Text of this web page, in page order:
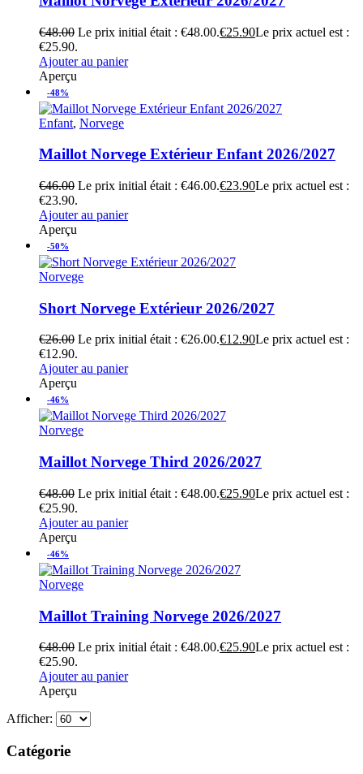
€48.00 Le prix initial était : €48.00.€25.90Le prix actuel est :
€25.90.
Ajouter au panier
Aperçu
-48%
Enfant, Norvege
Maillot Norvege Extérieur Enfant 2026/2027
€46.00 Le prix initial était : €46.00.€23.90Le prix actuel est :
€23.90.
Ajouter au panier
Aperçu
-50%
Norvege
Short Norvege Extérieur 2026/2027
€26.00 Le prix initial était : €26.00.€12.90Le prix actuel est :
€12.90.
Ajouter au panier
Aperçu
-46%
Norvege
Maillot Norvege Third 2026/2027
€48.00 Le prix initial était : €48.00.€25.90Le prix actuel est :
€25.90.
Ajouter au panier
Aperçu
-46%
Norvege
Maillot Training Norvege 2026/2027
€48.00 Le prix initial était : €48.00.€25.90Le prix actuel est :
€25.90.
Ajouter au panier
Aperçu
Afficher:
Catégorie